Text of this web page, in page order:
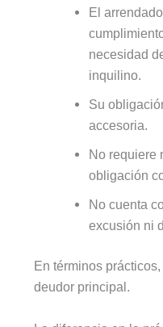
El
necesidad
inquilino.
Su
accesoria.
No requiere
obligación
No cuenta
excusión ni
En términos
deudor principal.